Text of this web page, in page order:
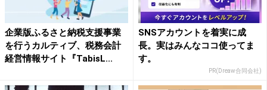
企業版ふるさと納税支援事業
を行うカルティブ、税務会計
経営情報サイト『TabisL...
SNSアカウントを着実に成
長。実はみんなココ使ってま
す。
PR(Dreaw合同会社)